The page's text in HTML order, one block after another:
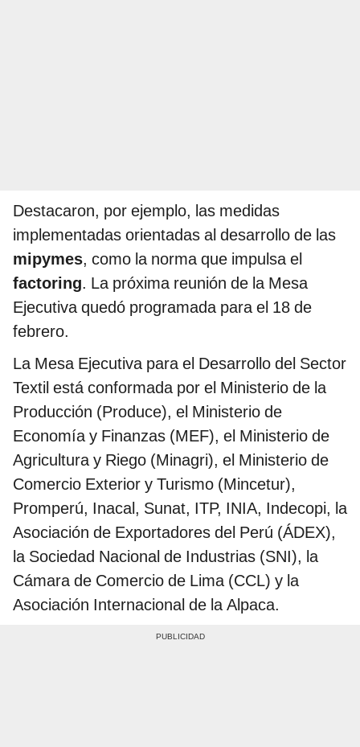
Destacaron, por ejemplo, las medidas
implementadas orientadas al desarrollo de las
mipymes, como la norma que impulsa el
factoring. La próxima reunión de la Mesa
Ejecutiva quedó programada para el 18 de
febrero.
La Mesa Ejecutiva para el Desarrollo del Sector
Textil está conformada por el Ministerio de la
Producción (Produce), el Ministerio de
Economía y Finanzas (MEF), el Ministerio de
Agricultura y Riego (Minagri), el Ministerio de
Comercio Exterior y Turismo (Mincetur),
Promperú, Inacal, Sunat, ITP, INIA, Indecopi, la
Asociación de Exportadores del Perú (ÁDEX),
la Sociedad Nacional de Industrias (SNI), la
Cámara de Comercio de Lima (CCL) y la
Asociación Internacional de la Alpaca.